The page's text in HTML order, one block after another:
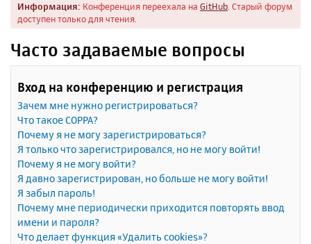
к
м
Информация: Конференция переехала на GitHub . Старый форум
доступен только для чтения.
Часто задаваемые вопросы
Вход на конференцию и регистрация
Зачем мне нужно регистрироваться?
Что такое COPPA?
Почему я не могу зарегистрироваться?
Я только что зарегистрировался, но не могу войти!
Почему я не могу войти?
Я давно зарегистрирован, но больше не могу войти!
Я забыл пароль!
Почему мне периодически приходится повторять ввод
имени и пароля?
Что делает функция «Удалить cookies»?